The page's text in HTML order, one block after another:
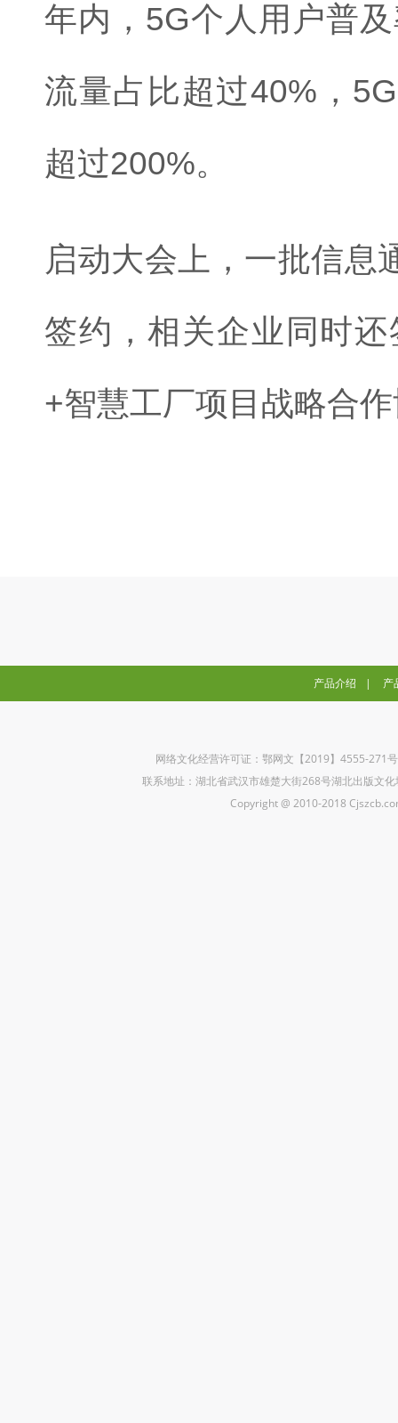
年内，5G个人用户普
流量占比超过40%，
超过200%。
启动大会上，一批信息
签约，相关企业同时
+智慧工厂项目战略合
产品介绍 | 产
网络文化经营许可证：鄂网文【2019】4555-271
联系地址：湖北省武汉市雄楚大街268号湖北出版文
Copyright @ 2010-2018